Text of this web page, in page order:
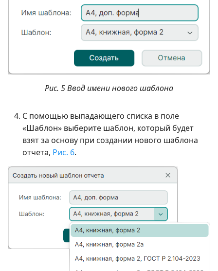
Рис. 5 Ввод имени нового шаблона
С помощью выпадающего списка в поле
«Шаблон» выберите шаблон, который будет
взят за основу при создании нового шаблона
отчета, Рис. 6.